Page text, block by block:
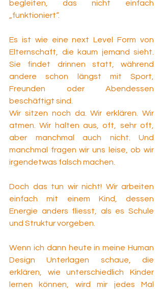
begleiten, das nicht einfach
„funktioniert“.
Es ist wie eine next Level Form von
Elternschaft, die kaum jemand sieht.
Sie findet drinnen statt, während
andere schon längst mit Sport,
Freunden oder Abendessen
beschäftigt sind.
Wir sitzen noch da. Wir erklären. Wir
atmen. Wir halten aus, oft, sehr oft,
aber manchmal auch nicht. Und
manchmal fragen wir uns leise, ob wir
irgendetwas falsch machen.
Doch das tun wir nicht! Wir arbeiten
einfach mit einem Kind, dessen
Energie anders fliesst, als es Schule
und Struktur vorgeben.
Wenn ich dann heute in meine Human
Design Unterlagen schaue, die
erklären, wie unterschiedlich Kinder
lernen können, wird mir jedes Mal